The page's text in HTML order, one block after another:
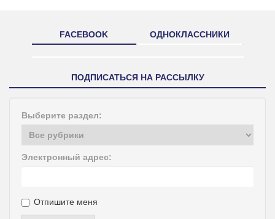
FACEBOOK ОДНОКЛАССНИКИ
ПОДПИСАТЬСЯ НА РАССЫЛКУ
Выберите раздел:
Электронный адрес:
Отпишите меня